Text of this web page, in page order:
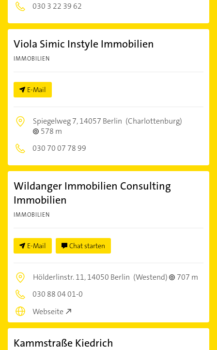
030 3 22 39 62
Viola Simic Instyle Immobilien
IMMOBILIEN
E-Mail
Spiegelweg 7,14057 Berlin (Charlottenburg)
578 m
030 70 07 78 99
Wildanger Immobilien Consulting
Immobilien
IMMOBILIEN
E-Mail Chat starten
Hölderlinstr. 11,14050 Berlin (Westend)
707 m
030 88 04 01-0
Webseite
Kammstraße Kiedrich